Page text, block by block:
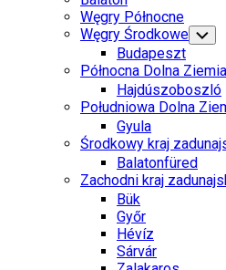
Menu
Węgry Północne
Węgry Środkowe Toggle
Child
Menu
Budapeszt
Północna Dolna Ziemia
Hajdúszoboszló
Południowa Dolna
Gyula
Środkowy kraj
Balatonfüred
Zachodni kraj
Bük
Győr
Hévíz
Sárvár